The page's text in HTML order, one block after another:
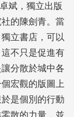
斌，獨立出版
的陳劍青。當
立書店，可以
不只是促進有
分散於城中各
宏觀的版圖上
是個別的行動